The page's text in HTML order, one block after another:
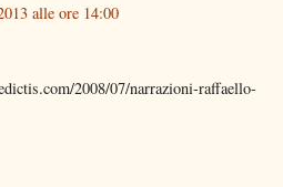
alle ore 14:00
2008/07/narrazioni-raffaello-